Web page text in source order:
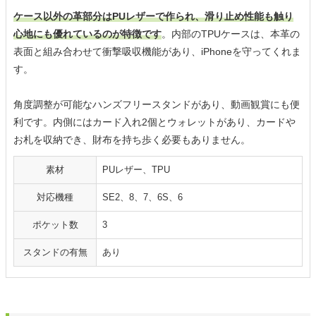
ケース以外の革部分はPUレザーで作られ、滑り止め性能も触り
心地にも優れているのが特徴です。内部のTPUケースは、本革の
表面と組み合わせて衝撃吸収機能があり、iPhoneを守ってくれま
す。
角度調整が可能なハンズフリースタンドがあり、動画観賞にも便
利です。内側にはカード入れ2個とウォレットがあり、カードや
お札を収納でき、財布を持ち歩く必要もありません。
素材 PUレザー、TPU
対応機種 SE2、8、7、6S、6
ポケット数 3
スタンドの有無 あり